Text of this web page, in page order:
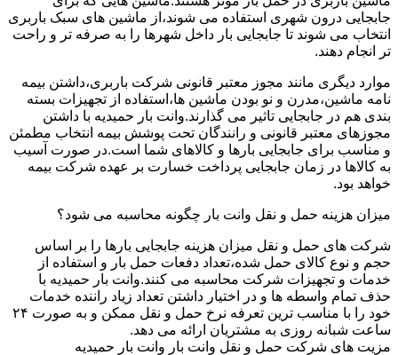
جابجایی درون شهری استفاده می شوند،از ماشین های سبک باربری
انتخاب می شوند تا جابجایی بار داخل شهرها را به صرفه تر و راحت
تر انجام دهند.
موارد دیگری مانند مجوز معتبر قانونی شرکت باربری،داشتن بیمه
نامه ماشین،مدرن و نو بودن ماشین ها،استفاده از تجهیزات بسته
بندی هم در جابجایی تاثیر می گذارند.وانت بار حمیدیه با داشتن
مجوزهای معتبر قانونی و رانندگان تحت پوشش بیمه انتخاب مطمئن
و مناسب برای جابجایی بارها و کالاهای شما است.در صورت آسیب
به کالاها در زمان جابجایی پرداخت خسارت بر عهده شرکت بیمه
خواهد بود.
میزان هزینه حمل و نقل وانت بار چگونه محاسبه می شود؟
شرکت های حمل و نقل میزان هزینه جابجایی بارها را بر اساس
حجم و نوع کالای حمل شده،تعداد دفعات حمل بار و استفاده از
خدمات و تجهیزات شرکت محاسبه می کنند.وانت بار حمیدیه با
حذف تمام واسطه ها و در اختیار داشتن تعداد زیاد راننده خدمات
خود را با مناسب ترین تعرفه نرخ حمل و نقل ممکن و به صورت ۲۴
ساعت شبانه روزی به مشتریان ارائه می دهد.
مزیت های شرکت حمل و نقل وانت بار وانت بار حمیدیه